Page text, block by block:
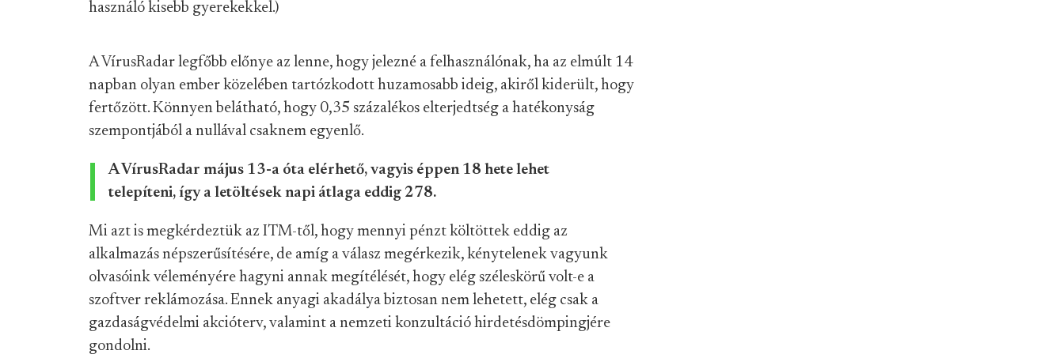
használó kisebb gyerekekkel.)
A VírusRadar legfőbb előnye az lenne, hogy jelezné a felhasználónak, ha az elmúlt 14
napban olyan ember közelében tartózkodott huzamosabb ideig, akiről kiderült, hogy
fertőzött. Könnyen belátható, hogy 0,35 százalékos elterjedtség a hatékonyság
szempontjából a nullával csaknem egyenlő.
A VírusRadar május 13-a óta elérhető, vagyis éppen 18 hete lehet
telepíteni, így a letöltések napi átlaga eddig 278.
Mi azt is megkérdeztük az ITM-től, hogy mennyi pénzt költöttek eddig az
alkalmazás népszerűsítésére, de amíg a válasz megérkezik, kénytelenek vagyunk
olvasóink véleményére hagyni annak megítélését, hogy elég széleskörű volt-e a
szoftver reklámozása. Ennek anyagi akadálya biztosan nem lehetett, elég csak a
gazdaságvédelmi akcióterv, valamint a nemzeti konzultáció hirdetésdömpingjére
gondolni.